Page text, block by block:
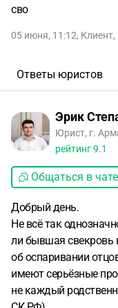
сво
05 июня, 11:12, Клиент,
Ответы юристов
Эрик
Юрист, г.
рейтинг9.1
Общаться в чате
Добрый день.
Не всё так
ли бывшая свекровь
об оспаривании
имеют серьёзные
не каждый